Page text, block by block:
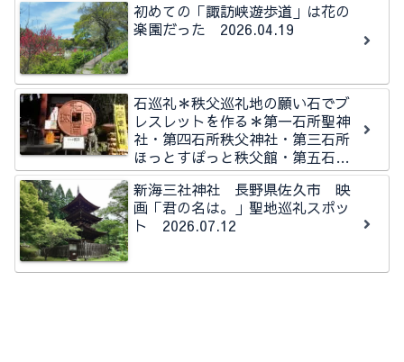
初めての「諏訪峡遊歩道」は花の
楽園だった 2026.04.19
石巡礼＊秩父巡礼地の願い石でブ
レスレットを作る＊第一石所聖神
社・第四石所秩父神社・第三石所
ほっとすぽっと秩父館・第五石所
秩父今宮神社石所
新海三社神社 長野県佐久市 映
画「君の名は。」聖地巡礼スポッ
ト 2026.07.12